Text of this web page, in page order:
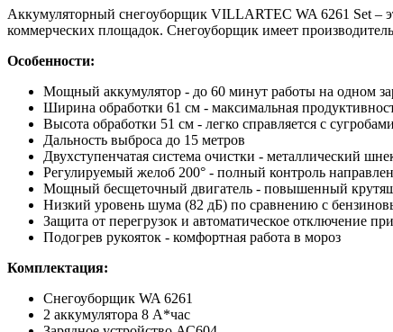
Аккумуляторный снегоуборщик VILLARTEC WA 6261 Set –
коммерческих площадок. Снегоуборщик имеет
Особенности:
Мощный аккумулятор - до 60 минут работы на одном
Ширина обработки 61 см - максимальная
Высота обработки 51 см - легко справляется с
Дальность выброса до 15 метров
Двухступенчатая система очистки - металлический
Регулируемый желоб 200° - полный контроль
Мощный бесщеточный двигатель - повышенный
Низкий уровень шума (82 дБ) по сравнению с
Защита от перегрузок и автоматическое отключение
Подогрев рукояток - комфортная работа в мороз
Комплектация:
Снегоуборщик WA 6261
2 аккумулятора 8 А*час